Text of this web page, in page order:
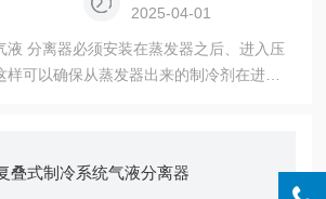
2025-04-01
液 分离器必须安装在蒸发器之后、进入压
可以确保从蒸发器出来的制冷剂在进入